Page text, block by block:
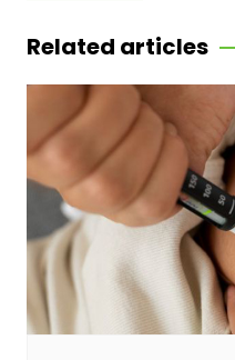
entradas
Related articles